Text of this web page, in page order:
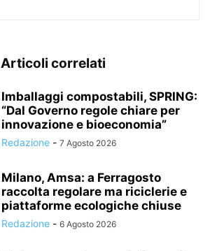
Articoli correlati
Imballaggi compostabili, SPRING:
“Dal Governo regole chiare per
innovazione e bioeconomia”
Redazione - 7 Agosto 2026
Milano, Amsa: a Ferragosto
raccolta regolare ma riciclerie e
piattaforme ecologiche chiuse
Redazione - 6 Agosto 2026